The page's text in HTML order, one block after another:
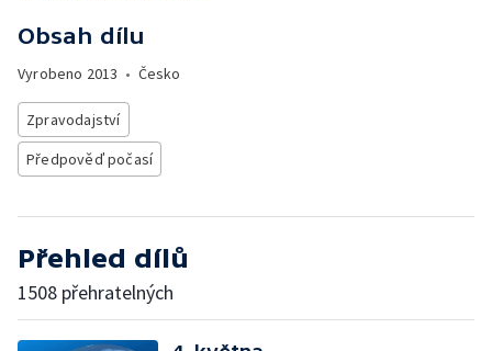
Obsah dílu
Vyrobeno 2013 • Česko
Zpravodajství
Předpověď počasí
Přehled dílů
1508 přehratelných